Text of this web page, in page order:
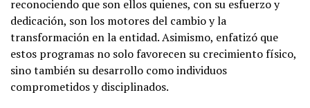
reconociendo que son ellos quienes, con su esfuerzo y
dedicación, son los motores del cambio y la
transformación en la entidad. Asimismo, enfatizó que
estos programas no solo favorecen su crecimiento físico,
sino también su desarrollo como individuos
comprometidos y disciplinados.